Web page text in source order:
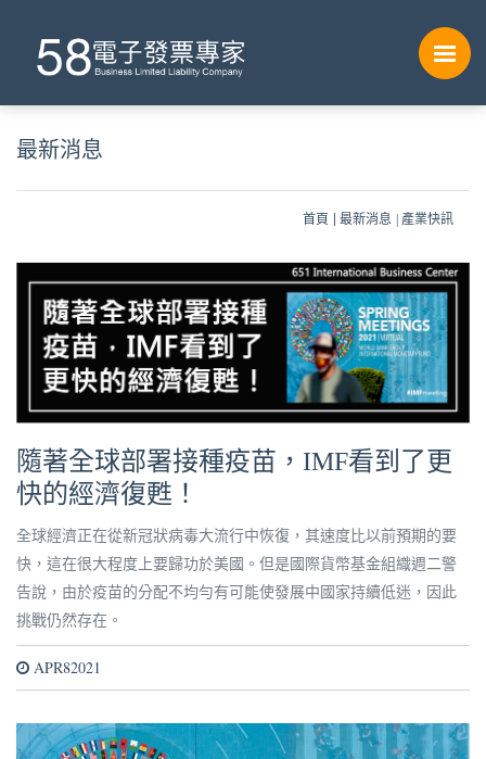
最新消息
首頁 最新消息 產業快訊
隨著全球部署接種疫苗，IMF看到了更
快的經濟復甦！
全球經濟正在從新冠狀病毒大流行中恢復，其速度比以前預期的要
快，這在很大程度上要歸功於美國。但是國際貨幣基金組織週二警
告說，由於疫苗的分配不均勻有可能使發展中國家持續低迷，因此
挑戰仍然存在。
APR82021